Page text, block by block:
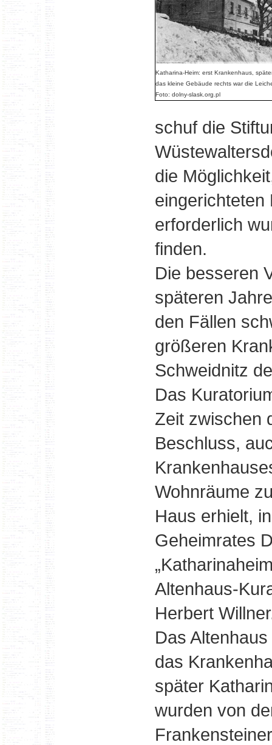
Katharina-Heim: erst Krankenhaus,
das kleine Gebäude rechts war die
Foto: dolny-slask.org.pl
schuf die
die
eingerichteten
erforderlich
finden.
Die besseren
späteren
den Fällen
größeren
Schweidnitz
Das
Zeit zwischen
Beschluss,
Wohnräume
Haus erhielt,
Geheimrates
Altenhaus-
Herbert
Das
das
später
wurden von
Frankensteiner